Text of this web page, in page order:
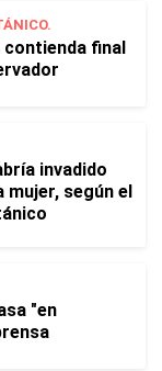
contienda final
invadido
mujer, según el
"en